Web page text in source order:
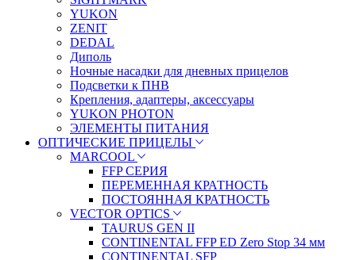
YUKON
ZENIT
DEDAL
Диполь
Ночные насадки для дневных прицелов
Подсветки к ПНВ
Крепления, адаптеры, аксессуары
YUKON PHOTON
ЭЛЕМЕНТЫ ПИТАНИЯ
ОПТИЧЕСКИЕ ПРИЦЕЛЫ
MARCOOL
FFP СЕРИЯ
ПЕРЕМЕННАЯ КРАТНОСТЬ
ПОСТОЯННАЯ КРАТНОСТЬ
VECTOR OPTICS
TAURUS GEN II
CONTINENTAL FFP ED Zero Stop 34 мм
CONTINENTAL SFP